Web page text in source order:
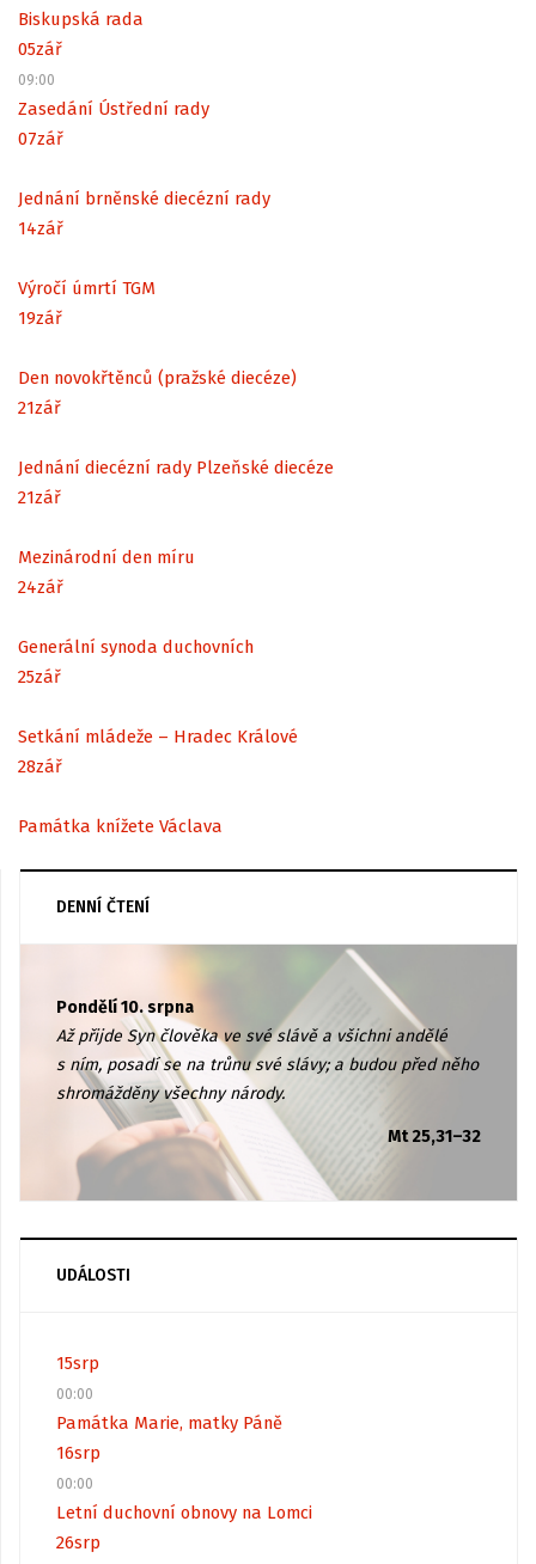
Biskupská rada
05zář
09:00
Zasedání Ústřední rady
07zář
Jednání brněnské diecézní rady
14zář
Výročí úmrtí TGM
19zář
Den novokřtěnců (pražské diecéze)
21zář
Jednání diecézní rady Plzeňské diecéze
21zář
Mezinárodní den míru
24zář
Generální synoda duchovních
25zář
Setkání mládeže – Hradec Králové
28zář
Památka knížete Václava
DENNÍ ČTENÍ
Pondělí 10. srpna
Až přijde Syn člověka ve své slávě a všichni andělé
s ním, posadí se na trůnu své slávy; a budou před něho
shromážděny všechny národy.
Mt 25,31–32
UDÁLOSTI
15srp
00:00
Památka Marie, matky Páně
16srp
00:00
Letní duchovní obnovy na Lomci
26srp